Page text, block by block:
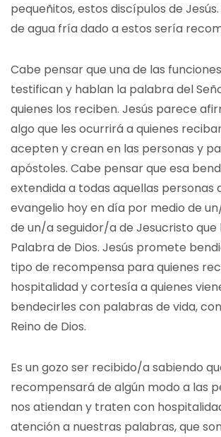
pequeñitos, estos discípulos de
de agua fría dado a estos sería
Cabe pensar que una de las
testifican y hablan la palabra del
quienes los reciben. Jesús parece
algo que les ocurrirá a quienes
acepten y crean en las personas y
apóstoles. Cabe pensar que esa
extendida a todas aquellas personas
evangelio hoy en día por medio de
de un/a seguidor/a de Jesucristo que
Palabra de Dios. Jesús promete
tipo de recompensa para quienes
hospitalidad y cortesía a quienes
bendecirles con palabras de vida,
Reino de Dios.
Es un gozo ser recibido/a sabiendo
recompensará de algún modo a las
nos atiendan y traten con
atención a nuestras palabras, que